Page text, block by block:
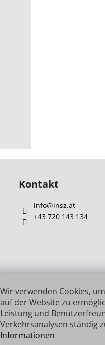
Wir verwenden Cookies,
auf der Website zu
Leistung und
Verkehrsanalysen ständig
Informationen
Kontakt
info@insz.at
+43 720 143 134